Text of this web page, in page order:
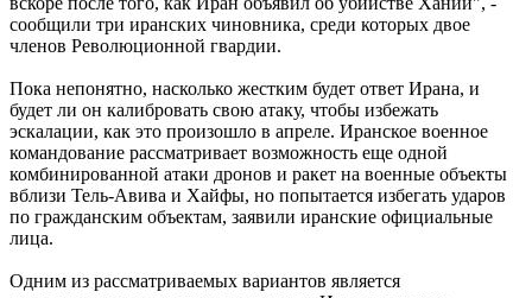
сообщили три иранских чиновника, среди которых двое
членов Революционной гвардии.
Пока непонятно, насколько жестким будет ответ Ирана, и
будет ли он калибровать свою атаку, чтобы избежать
эскалации, как это произошло в апреле. Иранское военное
командование рассматривает возможность еще одной
комбинированной атаки дронов и ракет на военные объекты
вблизи Тель-Авива и Хайфы, но попытается избегать ударов
по гражданским объектам, заявили иранские официальные
лица.
Одним из рассматриваемых вариантов является